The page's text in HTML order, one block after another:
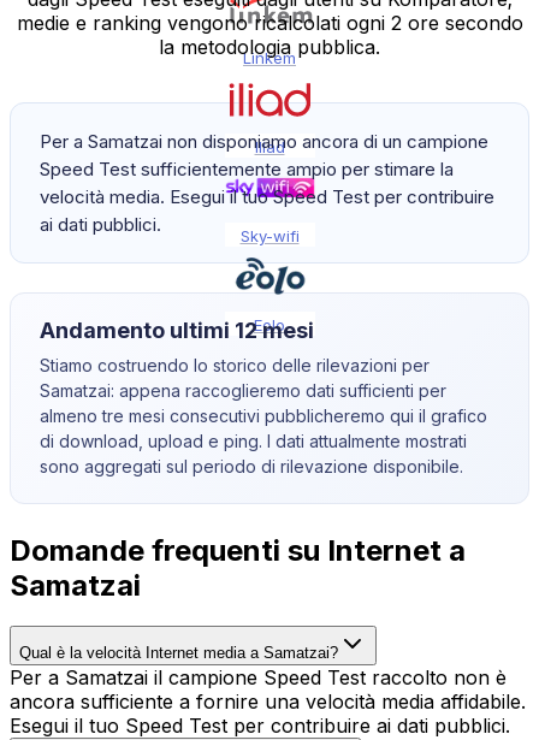
Linkem
Iliad
Sky-wifi
Eolo
medie e ranking vengono ricalcolati ogni 2 ore secondo
la metodologia pubblica.
Per a Samatzai non disponiamo ancora di un campione
Speed Test sufficientemente ampio per stimare la
velocità media. Esegui il tuo Speed Test per contribuire
ai dati pubblici.
Andamento ultimi 12 mesi
Stiamo costruendo lo storico delle rilevazioni per
Samatzai: appena raccoglieremo dati sufficienti per
almeno tre mesi consecutivi pubblicheremo qui il grafico
di download, upload e ping. I dati attualmente mostrati
sono aggregati sul periodo di rilevazione disponibile.
Domande frequenti su Internet a
Samatzai
Qual è la velocità Internet media a Samatzai?
Per a Samatzai il campione Speed Test raccolto non è
ancora sufficiente a fornire una velocità media affidabile.
Esegui il tuo Speed Test per contribuire ai dati pubblici.